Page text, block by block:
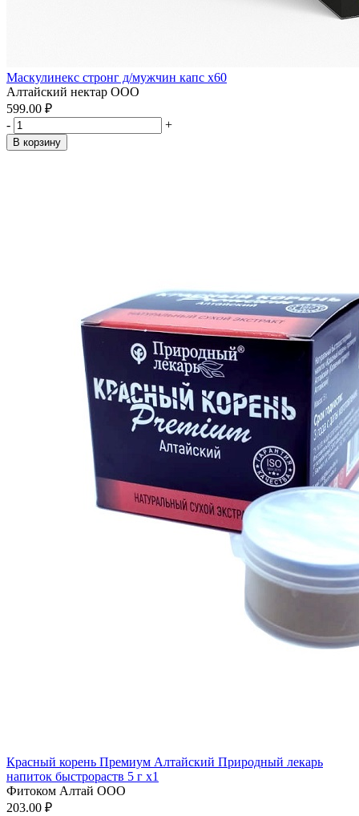
Маскулинекс стронг д/мужчин капс x60
Алтайский нектар ООО
599.00 ₽
-
+
В корзину
Красный корень Премиум Алтайский Природный лекарь
напиток быстрораств 5 г x1
Фитоком Алтай ООО
203.00 ₽